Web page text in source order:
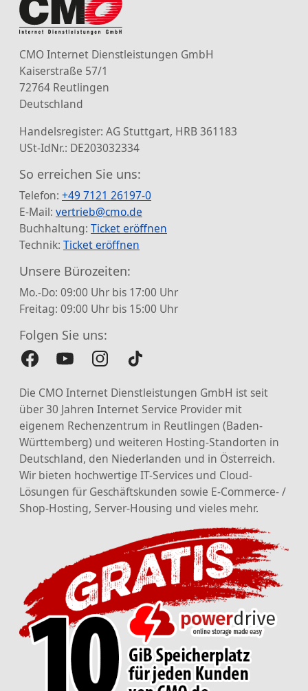
CMO Internet Dienstleistungen GmbH
Kaiserstraße 57/1
72764 Reutlingen
Deutschland
Handelsregister: AG Stuttgart, HRB 361183
USt-IdNr.: DE203032334
So erreichen Sie uns:
Telefon: +49 7121 26197-0
E-Mail: vertrieb@cmo.de
Buchhaltung: Ticket eröffnen
Technik: Ticket eröffnen
Unsere Bürozeiten:
Mo.-Do: 09:00 Uhr bis 17:00 Uhr
Freitag: 09:00 Uhr bis 15:00 Uhr
Folgen Sie uns:
Die CMO Internet Dienstleistungen GmbH ist seit
über 30 Jahren Internet Service Provider mit
eigenem Rechenzentrum in Reutlingen (Baden-
Württemberg) und weiteren Hosting-Standorten in
Deutschland, den Niederlanden und in Österreich.
Wir bieten hochwertige IT-Services und Cloud-
Lösungen für Geschäftskunden sowie E-Commerce- /
Shop-Hosting, Server-Housing und vieles mehr.